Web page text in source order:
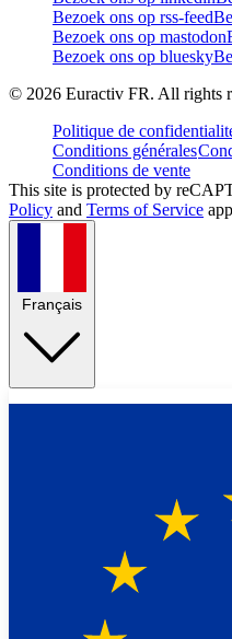
Bezoek ons op rss-feed
Bezoek ons op mastodon
Bezoek ons op bluesky
© 2026 Euractiv FR. All rights
Politique de
Conditions générales
Conditions de vente
This site is protected by
Policy and Terms of Service
Français